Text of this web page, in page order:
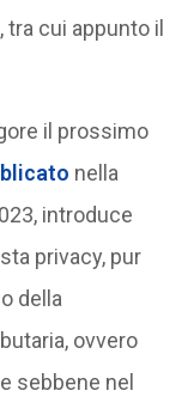
cui appunto il
il prossimo
nella
introduce
privacy, pur
della
ovvero
sebbene nel